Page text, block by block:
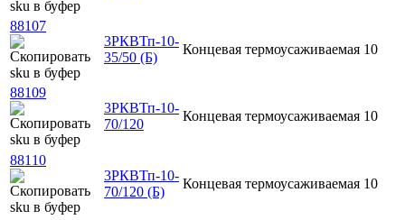
88107
3РКВТп-10-
35/50 (Б)
Концевая термоусаживаемая 10
88109
3РКВТп-10-
70/120
Концевая термоусаживаемая 10
88110
3РКВТп-10-
70/120 (Б)
Концевая термоусаживаемая 10